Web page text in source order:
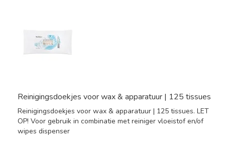
Reinigingsdoekjes voor wax & apparatuur | 125 tissues
Reinigingsdoekjes voor wax & apparatuur | 125 tissues. LET
OP! Voor gebruik in combinatie met reiniger vloeistof en/of
wipes dispenser